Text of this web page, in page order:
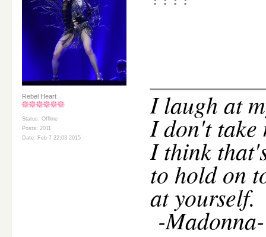
Rebel Heart
Status: Offline
Posts: 2011
Date: Feb 7 22:03 2015
Ilaugh at
I don't take
I think
to hold on
at yourself.
-Madonna-